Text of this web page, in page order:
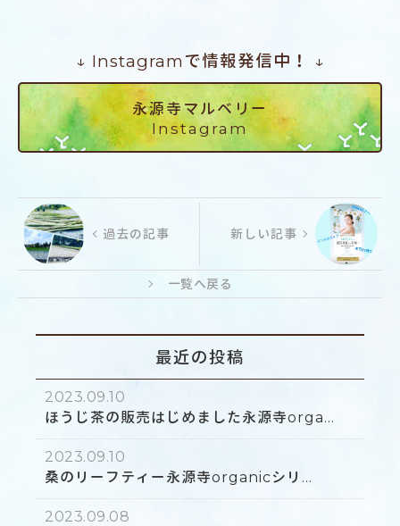
↓ Instagramで情報発信中！ ↓
永源寺マルベリー
Instagram
過去の記事 新しい記事
一覧へ戻る
最近の投稿
2023.09.10
ほうじ茶の販売はじめました永源寺orga...
2023.09.10
桑のリーフティー永源寺organicシリ...
2023.09.08